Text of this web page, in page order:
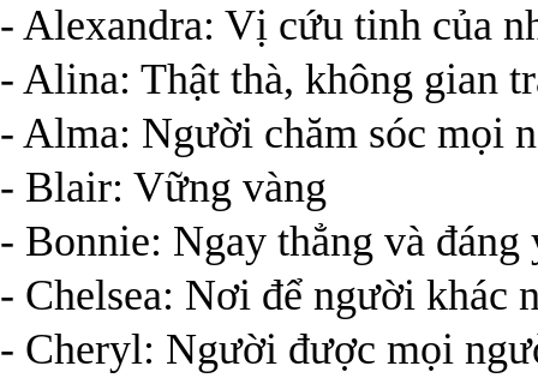
- Alexandra: Vị cứu tinh của
- Alina: Thật thà, không gian
- Alma: Người chăm sóc mọi
- Blair: Vững vàng
- Bonnie: Ngay thẳng và đáng
- Chelsea: Nơi để người khác
- Cheryl: Người được mọi